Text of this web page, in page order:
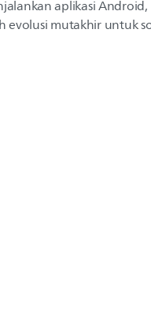
aplikasi
evolusi mutakhir untuk